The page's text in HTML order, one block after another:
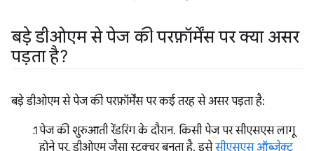
बड़े डीओएम से पेज की परफ़ॉर्मेंस पर क्या असर
पड़ता है?
बड़े डीओएम से पेज की परफ़ॉर्मेंस पर कई तरह से असर पड़ता है:
पेज की शुरुआती रेंडरिंग के दौरान. किसी पेज पर सीएसएस लागू
होने पर, डीओएम जैसा स्ट्रक्चर बनता है. इसेसीएसएस ऑब्जेक्ट